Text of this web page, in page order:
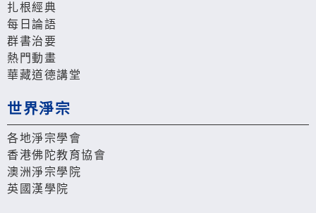
扎根經典
每日論語
群書治要
熱門動畫
華藏道德講堂
世界淨宗
各地淨宗學會
香港佛陀教育協會
澳洲淨宗學院
英國漢學院